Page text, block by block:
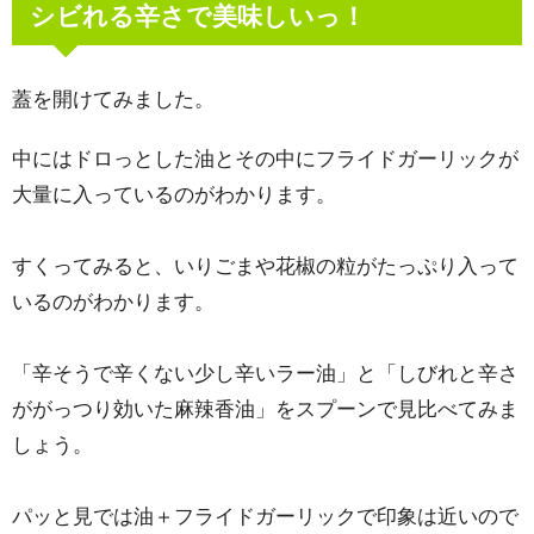
シビれる辛さで美味しいっ！
蓋を開けてみました。
中にはドロっとした油とその中にフライドガーリックが
大量に入っているのがわかります。
すくってみると、いりごまや花椒の粒がたっぷり入って
いるのがわかります。
「辛そうで辛くない少し辛いラー油」と「しびれと辛さ
ががっつり効いた麻辣香油」をスプーンで見比べてみま
しょう。
パッと見では油＋フライドガーリックで印象は近いので